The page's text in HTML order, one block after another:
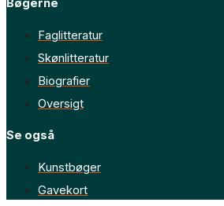
Bøgerne
Faglitteratur
Skønlitteratur
Biografier
Oversigt
Se også
Kunstbøger
Gavekort